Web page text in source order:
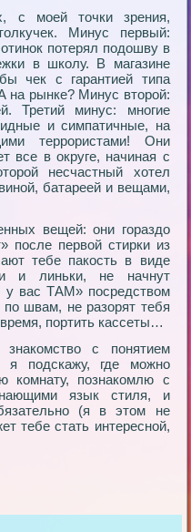
с моей точки зрения,
Минус первый:
потерял подошву в
в школу. В магазине
чек с гарантией типа
на рынке? Минус второй:
Третий минус: многие
и симпатичные, на
террористами! Они
все в округе, начиная с
несчастный хотел
батареей и вещами,
вещей: они гораздо
после первой стирки из
тебе пакость в виде
и линьки, не начнут
у вас ТАМ» посредством
швам, не разорят тебя
портить кассеты…
с понятием
я подскажу, где можно
комнату, познакомлю с
язык стиля, и
(я в этом не
тебе стать интересной,